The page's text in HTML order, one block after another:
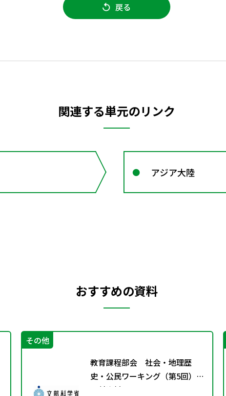
戻る
関連する単元のリンク
アジア大陸
おすすめの資料
その他
教育課程部会 社会・地理歴
史・公民ワーキング（第5回）
配付資料